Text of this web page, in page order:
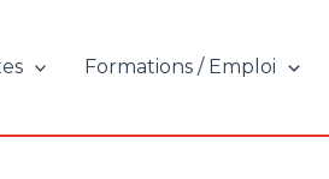
Formations / Emploi